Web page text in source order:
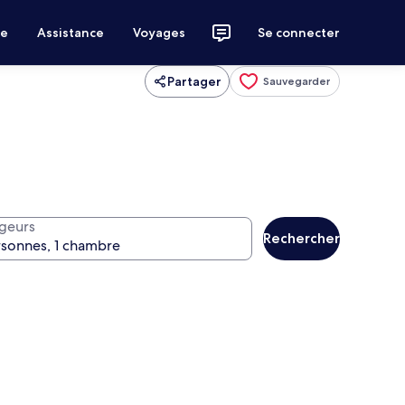
Assistance Voyages Se connecter
Partager Sauvegarder
Rechercher